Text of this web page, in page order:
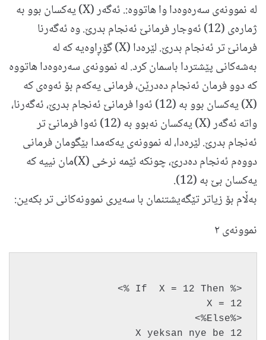
له‌ نموونه‌ی سه‌ره‌وه‌‌دا وا هاتووه:. ئه‌گه‌ر (X) یه‌کسان بوو به‌
ژماره‌ی (12) ئه‌وجار فرمانێ ئه‌نجام بدرێ. وه‌ ئه‌گه‌رنا
فرمانێ تر ئه‌نجام بدرێ. لێره‌دا (X) گۆڕاوه‌یه‌ که‌ له‌
به‌شه‌كانی پێشتردا باسمان كرد. له‌ نموونه‌ی سه‌ره‌وه‌دا هاتووه‌
كه‌ دوو فرمان ئه‌نجام ده‌درێن، فرمانی یه‌كه‌م بۆ ئه‌وه‌ی که
(X) یه‌کسان بوو به ‌(12) ئه‌وا فرمانێ‌ ئه‌نجام بدرێ، ئه‌گه‌رنا،
واته‌ ئه‌گه‌ر (X) یه‌کسان نه‌بوو به (12)‌ ئه‌و‌ا فرمانێ تر
ئه‌نجام بدرێ. لێره‌دا، له‌ نموونه‌ی یه‌كه‌مدا بێگومان فرمانی
دووه‌م ئه‌نجام ده‌درێ، چونكه‌ ئێمه‌ نرخی (X)مان نییه‌ كه‌
یه‌كسان بێ به‌ (12).
به‌ڵام بۆ زیاتر تێگه‌یشتنمان با سه‌یری نموونه‌كانی تر بكه‌ین:
نموونه‌ی ٢
<% If  X = 12 Then %>
X = 12
<%Else%>
X yeksan nye be 12